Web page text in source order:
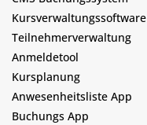
Kursverwaltungssoftware
Teilnehmerverwaltung
Anmeldetool
Kursplanung
Anwesenheitsliste App
Buchungs App